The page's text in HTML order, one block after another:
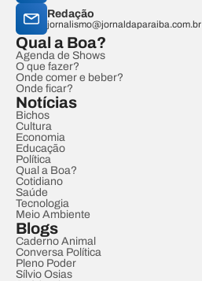
Redação
jornalismo@jornaldaparaiba.com.br
Qual a Boa?
Agenda de Shows
O que fazer?
Onde comer e beber?
Onde ficar?
Notícias
Bichos
Cultura
Economia
Educação
Política
Qual a Boa?
Cotidiano
Saúde
Tecnologia
Meio Ambiente
Blogs
Caderno Animal
Conversa Política
Pleno Poder
Sílvio Osias